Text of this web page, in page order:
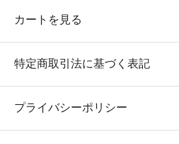
カートを見る
特定商取引法に基づく表記
プライバシーポリシー